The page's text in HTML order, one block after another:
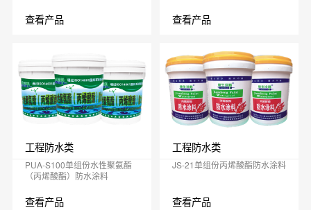
查看产品 查看产品
工程防水类
PUA-S100单组份水性聚氨酯
（丙烯酸酯）防水涂料
查看产品
工程防水类
JS-21单组份丙烯酸酯防水涂料
查看产品